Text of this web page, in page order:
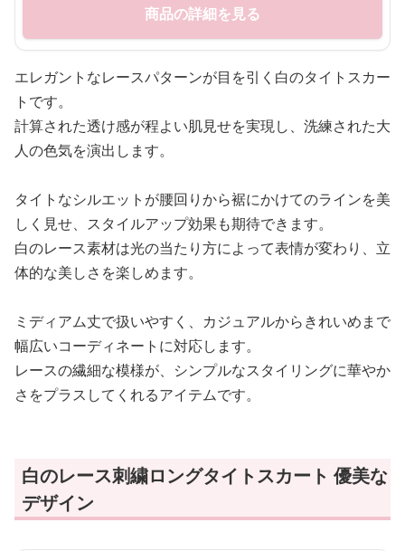
商品の詳細を見る
エレガントなレースパターンが目を引く白のタイトスカー
トです。
計算された透け感が程よい肌見せを実現し、洗練された大
人の色気を演出します。
タイトなシルエットが腰回りから裾にかけてのラインを美
しく見せ、スタイルアップ効果も期待できます。
白のレース素材は光の当たり方によって表情が変わり、立
体的な美しさを楽しめます。
ミディアム丈で扱いやすく、カジュアルからきれいめまで
幅広いコーディネートに対応します。
レースの繊細な模様が、シンプルなスタイリングに華やか
さをプラスしてくれるアイテムです。
白のレース刺繍ロングタイトスカート 優美な
デザイン